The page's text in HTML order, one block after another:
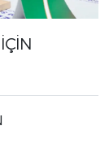
İÇİN